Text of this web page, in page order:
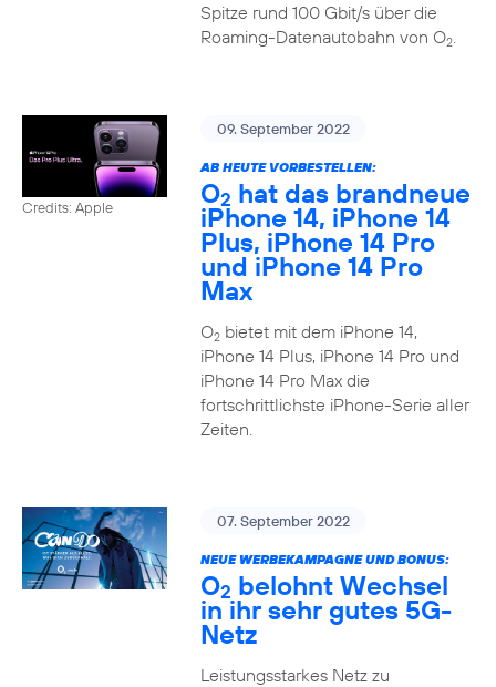
Spitze rund 100 Gbit/s über die
Roaming-Datenautobahn von O2.
Credits: Apple
09. September 2022
AB HEUTE VORBESTELLEN:
O2 hat das brandneue
iPhone 14, iPhone 14
Plus, iPhone 14 Pro
und iPhone 14 Pro
Max
O2bietet mit dem iPhone 14,
iPhone 14 Plus, iPhone 14 Pro und
iPhone 14 Pro Max die
fortschrittlichste iPhone-Serie aller
Zeiten.
07. September 2022
NEUE WERBEKAMPAGNE UND BONUS:
O2 belohnt Wechsel
in ihr sehr gutes 5G-
Netz
Leistungsstarkes Netz zu